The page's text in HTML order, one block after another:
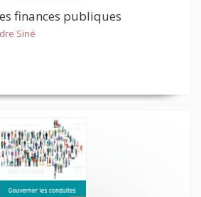
finances publiques
Siné